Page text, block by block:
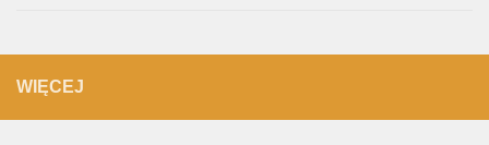
WIĘCEJ